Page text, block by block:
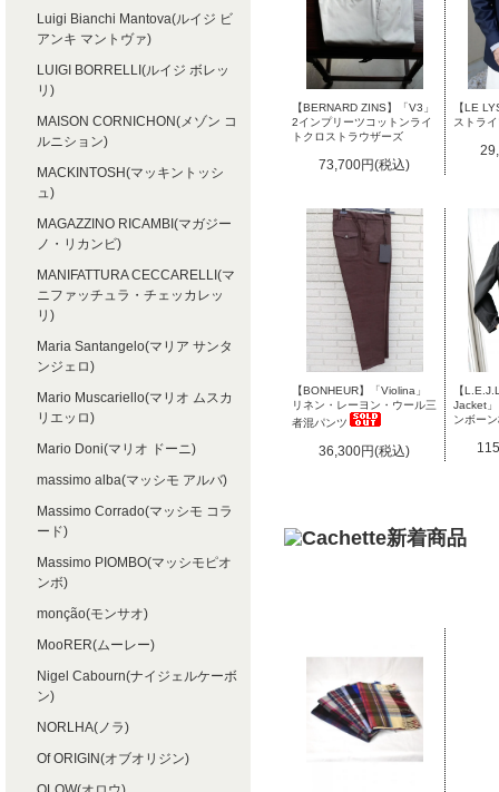
【BERNARD ZINS】「V3」
2インプリーツコットンライ
トクロストラウザーズ
73,700円(税込)
【LE
ストラ
【BONHEUR】「Violina」
リネン・レーヨン・ウール三
者混パンツ
36,300円(税込)
【
Jacket
ンボー
Luigi Bianchi Mantova(ルイジ ビ
アンキ マントヴァ)
LUIGI BORRELLI(ルイジ ボレッ
リ)
MAISON CORNICHON(メゾン コ
ルニション)
MACKINTOSH(マッキントッシ
ュ)
MAGAZZINO RICAMBI(マガジー
ノ・リカンビ)
MANIFATTURA CECCARELLI(マ
ニファッチュラ・チェッカレッ
リ)
Maria Santangelo(マリア サンタ
ンジェロ)
Mario Muscariello(マリオ ムスカ
リエッロ)
Mario Doni(マリオ ドーニ)
massimo alba(マッシモ アルバ)
Massimo Corrado(マッシモ コラ
ード)
Massimo PIOMBO(マッシモピオ
ンボ)
monção(モンサオ)
MooRER(ムーレー)
Nigel Cabourn(ナイジェルケーボ
ン)
NORLHA(ノラ)
Of ORIGIN(オブオリジン)